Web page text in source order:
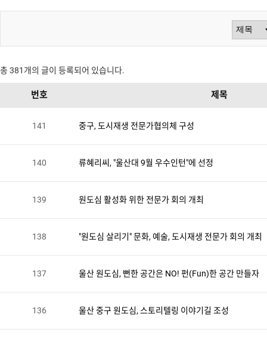
검
총 381 개의 글이 등록되어 있습니다.
번호 제목
141 중구, 도시재생 전문가협의체 구성
140 류혜리씨, "울산대 9월 우수인턴"에 선정
139 원도심 활성화 위한 전문가 회의 개최
138 "원도심 살리기" 문화, 예술, 도시재생 전문가 회의 개최
137 울산 원도심, 뻔한 공간은 NO! 펀(Fun)한 공간 만들자
136 울산 중구 원도심, 스토리텔링 이야기길 조성